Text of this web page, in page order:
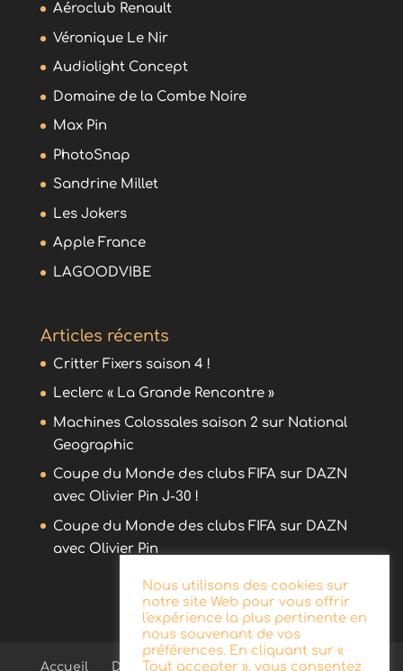
Aéroclub Renault
Véronique Le Nir
Audiolight Concept
Domaine de la Combe Noire
Max Pin
PhotoSnap
Sandrine Millet
Les Jokers
Apple France
LAGOODVIBE
Articles récents
Critter Fixers saison 4 !
Leclerc « La Grande Rencontre »
Machines Colossales saison 2 sur National
Geographic
Coupe du Monde des clubs FIFA sur DAZN
avec Olivier Pin J-30 !
Coupe du Monde des clubs FIFA sur DAZN
avec Olivier Pin
Accueil Démo Blog Radio Publicité
Nous utilisons des cookies sur
notre site Web pour vous offrir
l'expérience la plus pertinente en
nous souvenant de vos
préférences. En cliquant sur «
Tout accepter », vous consentez